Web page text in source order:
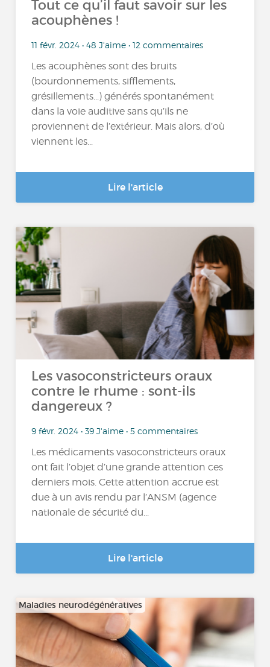
Tout ce qu’il faut savoir sur les
acouphènes !
11 févr. 2024 • 48 J'aime • 12 commentaires
Les acouphènes sont des bruits
(bourdonnements, sifflements,
grésillements...) générés spontanément
dans la voie auditive sans qu’ils ne
proviennent de l’extérieur. Mais alors, d’où
viennent les...
Lire l'article
Les vasoconstricteurs oraux
contre le rhume : sont-ils
dangereux ?
9 févr. 2024 • 39 J'aime • 5 commentaires
Les médicaments vasoconstricteurs oraux
ont fait l’objet d’une grande attention ces
derniers mois. Cette attention accrue est
due à un avis rendu par l’ANSM (agence
nationale de sécurité du...
Lire l'article
Maladies neurodégénératives